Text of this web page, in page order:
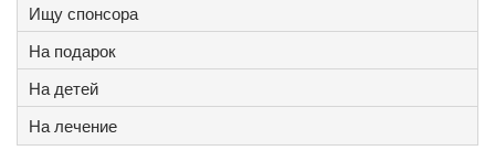
Ищу спонсора
На подарок
На детей
На лечение